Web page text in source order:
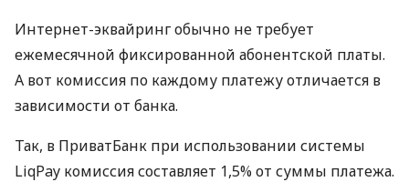
Интернет-эквайринг обычно не требует
ежемесячной фиксированной абонентской платы.
А вот комиссия по каждому платежу отличается в
зависимости от банка.
Так, в ПриватБанк при использовании системы
LiqPay комиссия составляет 1,5% от суммы платежа.